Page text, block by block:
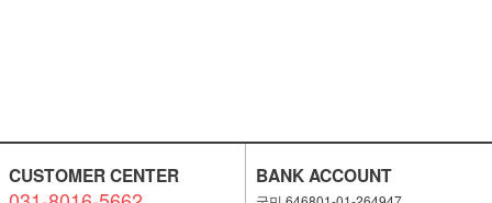
CUSTOMER CENTER BANK ACCOUNT